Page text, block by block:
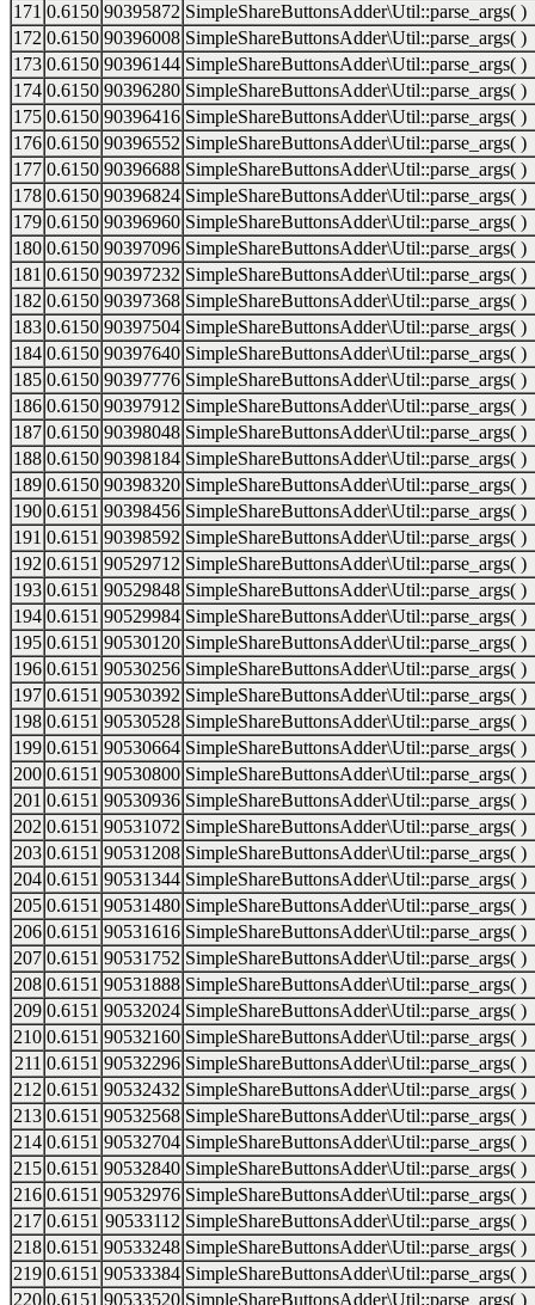
171 0.6150 90395872 SimpleShareButtonsAdder\Util::parse_args( )
172 0.6150 90396008 SimpleShareButtonsAdder\Util::parse_args( )
173 0.6150 90396144 SimpleShareButtonsAdder\Util::parse_args( )
174 0.6150 90396280 SimpleShareButtonsAdder\Util::parse_args( )
175 0.6150 90396416 SimpleShareButtonsAdder\Util::parse_args( )
176 0.6150 90396552 SimpleShareButtonsAdder\Util::parse_args( )
177 0.6150 90396688 SimpleShareButtonsAdder\Util::parse_args( )
178 0.6150 90396824 SimpleShareButtonsAdder\Util::parse_args( )
179 0.6150 90396960 SimpleShareButtonsAdder\Util::parse_args( )
180 0.6150 90397096 SimpleShareButtonsAdder\Util::parse_args( )
181 0.6150 90397232 SimpleShareButtonsAdder\Util::parse_args( )
182 0.6150 90397368 SimpleShareButtonsAdder\Util::parse_args( )
183 0.6150 90397504 SimpleShareButtonsAdder\Util::parse_args( )
184 0.6150 90397640 SimpleShareButtonsAdder\Util::parse_args( )
185 0.6150 90397776 SimpleShareButtonsAdder\Util::parse_args( )
186 0.6150 90397912 SimpleShareButtonsAdder\Util::parse_args( )
187 0.6150 90398048 SimpleShareButtonsAdder\Util::parse_args( )
188 0.6150 90398184 SimpleShareButtonsAdder\Util::parse_args( )
189 0.6150 90398320 SimpleShareButtonsAdder\Util::parse_args( )
190 0.6151 90398456 SimpleShareButtonsAdder\Util::parse_args( )
191 0.6151 90398592 SimpleShareButtonsAdder\Util::parse_args( )
192 0.6151 90529712 SimpleShareButtonsAdder\Util::parse_args( )
193 0.6151 90529848 SimpleShareButtonsAdder\Util::parse_args( )
194 0.6151 90529984 SimpleShareButtonsAdder\Util::parse_args( )
195 0.6151 90530120 SimpleShareButtonsAdder\Util::parse_args( )
196 0.6151 90530256 SimpleShareButtonsAdder\Util::parse_args( )
197 0.6151 90530392 SimpleShareButtonsAdder\Util::parse_args( )
198 0.6151 90530528 SimpleShareButtonsAdder\Util::parse_args( )
199 0.6151 90530664 SimpleShareButtonsAdder\Util::parse_args( )
200 0.6151 90530800 SimpleShareButtonsAdder\Util::parse_args( )
201 0.6151 90530936 SimpleShareButtonsAdder\Util::parse_args( )
202 0.6151 90531072 SimpleShareButtonsAdder\Util::parse_args( )
203 0.6151 90531208 SimpleShareButtonsAdder\Util::parse_args( )
204 0.6151 90531344 SimpleShareButtonsAdder\Util::parse_args( )
205 0.6151 90531480 SimpleShareButtonsAdder\Util::parse_args( )
206 0.6151 90531616 SimpleShareButtonsAdder\Util::parse_args( )
207 0.6151 90531752 SimpleShareButtonsAdder\Util::parse_args( )
208 0.6151 90531888 SimpleShareButtonsAdder\Util::parse_args( )
209 0.6151 90532024 SimpleShareButtonsAdder\Util::parse_args( )
210 0.6151 90532160 SimpleShareButtonsAdder\Util::parse_args( )
211 0.6151 90532296 SimpleShareButtonsAdder\Util::parse_args( )
212 0.6151 90532432 SimpleShareButtonsAdder\Util::parse_args( )
213 0.6151 90532568 SimpleShareButtonsAdder\Util::parse_args( )
214 0.6151 90532704 SimpleShareButtonsAdder\Util::parse_args( )
215 0.6151 90532840 SimpleShareButtonsAdder\Util::parse_args( )
216 0.6151 90532976 SimpleShareButtonsAdder\Util::parse_args( )
217 0.6151 90533112 SimpleShareButtonsAdder\Util::parse_args( )
218 0.6151 90533248 SimpleShareButtonsAdder\Util::parse_args( )
219 0.6151 90533384 SimpleShareButtonsAdder\Util::parse_args( )
220 0.6151 90533520 SimpleShareButtonsAdder\Util::parse_args( )